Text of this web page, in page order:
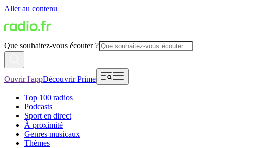
Aller au contenu
Que souhaitez-vous écouter ?
Ouvrir l'appDécouvrir Prime
Top 100 radios
Podcasts
Sport en direct
À proximité
Genres musicaux
Thèmes